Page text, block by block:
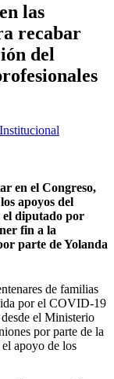
las
recabar
del
Institucional
en el Congreso,
apoyos del
el diputado por
fin a la
parte de Yolanda
de familias
por el COVID-19
el Ministerio
por parte de la
apoyo de los